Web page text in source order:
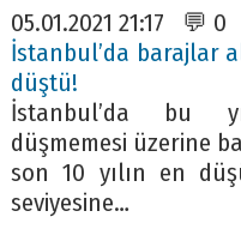
05.01.2021 21:17 💬
İstanbul’da barajlar
düştü!
İstanbul’da bu
düşmemesi üzerine
son 10 yılın en
seviyesine…